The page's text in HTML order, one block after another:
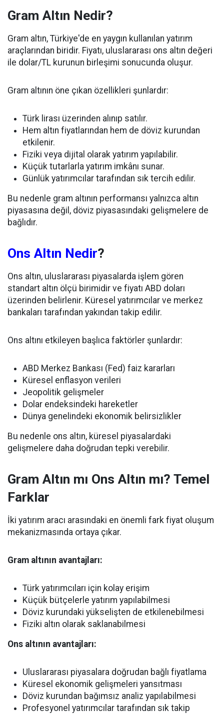
Gram Altın Nedir?
Gram altın, Türkiye'de en yaygın kullanılan yatırım
araçlarından biridir. Fiyatı, uluslararası ons altın değeri
ile dolar/TL kurunun birleşimi sonucunda oluşur.
Gram altının öne çıkan özellikleri şunlardır:
Türk lirası üzerinden alınıp satılır.
Hem altın fiyatlarından hem de döviz kurundan
etkilenir.
Fiziki veya dijital olarak yatırım yapılabilir.
Küçük tutarlarla yatırım imkânı sunar.
Günlük yatırımcılar tarafından sık tercih edilir.
Bu nedenle gram altının performansı yalnızca altın
piyasasına değil, döviz piyasasındaki gelişmelere de
bağlıdır.
Ons Altın Nedir?
Ons altın, uluslararası piyasalarda işlem gören
standart altın ölçü birimidir ve fiyatı ABD doları
üzerinden belirlenir. Küresel yatırımcılar ve merkez
bankaları tarafından yakından takip edilir.
Ons altını etkileyen başlıca faktörler şunlardır:
ABD Merkez Bankası (Fed) faiz kararları
Küresel enflasyon verileri
Jeopolitik gelişmeler
Dolar endeksindeki hareketler
Dünya genelindeki ekonomik belirsizlikler
Bu nedenle ons altın, küresel piyasalardaki
gelişmelere daha doğrudan tepki verebilir.
Gram Altın mı Ons Altın mı? Temel
Farklar
İki yatırım aracı arasındaki en önemli fark fiyat oluşum
mekanizmasında ortaya çıkar.
Gram altının avantajları:
Türk yatırımcıları için kolay erişim
Küçük bütçelerle yatırım yapılabilmesi
Döviz kurundaki yükselişten de etkilenebilmesi
Fiziki altın olarak saklanabilmesi
Ons altının avantajları:
Uluslararası piyasalara doğrudan bağlı fiyatlama
Küresel ekonomik gelişmeleri yansıtması
Döviz kurundan bağımsız analiz yapılabilmesi
Profesyonel yatırımcılar tarafından sık takip